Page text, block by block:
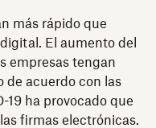
más rápido que
El aumento del
empresas tengan
de acuerdo con las
19 ha provocado que
firmas electrónicas.